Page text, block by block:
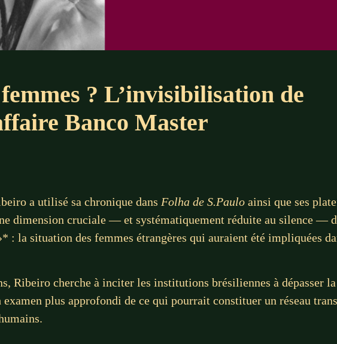
? L’invisibilisation de
Banco Master
a utilisé sa chronique dans Folha de S.Paulo ainsi que ses
dimension cruciale — et systématiquement réduite au silence —
: la situation des femmes étrangères qui auraient été impliquées
Ribeiro cherche à inciter les institutions brésiliennes à dépasser la
plus approfondi de ce qui pourrait constituer un réseau